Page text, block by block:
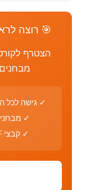
🎯 רוצה
הצטרף
✓ גישה לכל
✓
✓ קבצי PDF עם פתרונות מלאים